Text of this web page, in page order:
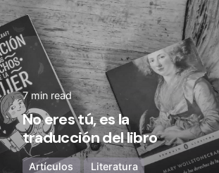
Posted by
Olivia Camarena
7 min read
No eres tú, es la
traducción del libro
Artículos Literatura